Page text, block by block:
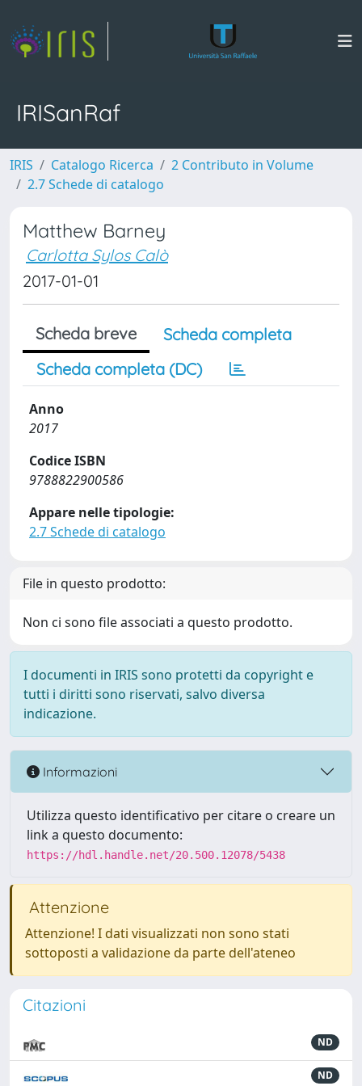
IRISanRaf
IRIS Catalogo Ricerca
2 Contributo in Volume
2.7 Schede di catalogo
Matthew Barney
Carlotta Sylos Calò
2017-01-01
Scheda breve
Scheda completa
Scheda completa (DC)
Anno
2017
Codice ISBN
9788822900586
Appare nelle tipologie:
2.7 Schede di catalogo
File in questo prodotto:
Non ci sono file associati a questo prodotto.
I documenti in IRIS sono protetti da copyright e
tutti i diritti sono riservati, salvo diversa
indicazione.
Informazioni
Utilizza questo identificativo per citare o creare un
link a questo documento:
https://hdl.handle.net/20.500.12078/5438
Attenzione
Attenzione! I dati visualizzati non sono stati
sottoposti a validazione da parte dell'ateneo
Citazioni
ND
ND